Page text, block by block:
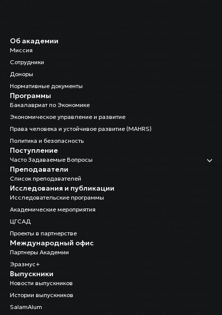
Об академии
Миссия
Сотрудники
Доноры
Нормативные документы
Программы
Бакалавриат по Экономике
Экономическое управление и развитие
Права человека и устойчивое развитие (MAHRS)
Политика и безопасность
Поступление
Часто Задаваемые Вопросы
Преподаватели
Список преподавателей
Исследования и публикации
Исследовательские программы
Академические мероприятия
ЦГСАД
Проекты в партнерстве
Международный офис
Партнеры Академии
Эразмус+
Выпускники
Новости выпускников
Истории выпускников
SalamAlum